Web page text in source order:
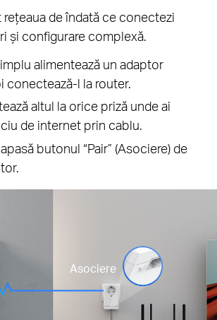
de îndată ce conectezi
și configurare complexă.
alimentează un adaptor
conectează-l la router.
altul la orice priză unde ai
de internet prin cablu.
butonul “Pair” (Asociere) de
Asociere